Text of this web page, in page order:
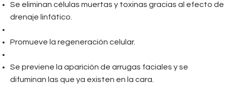
Se eliminan células muertas y toxinas gracias al efecto de
drenaje linfático.
Promueve la regeneración celular.
Se previene la aparición de arrugas faciales y se
difuminan las que ya existen en la cara.